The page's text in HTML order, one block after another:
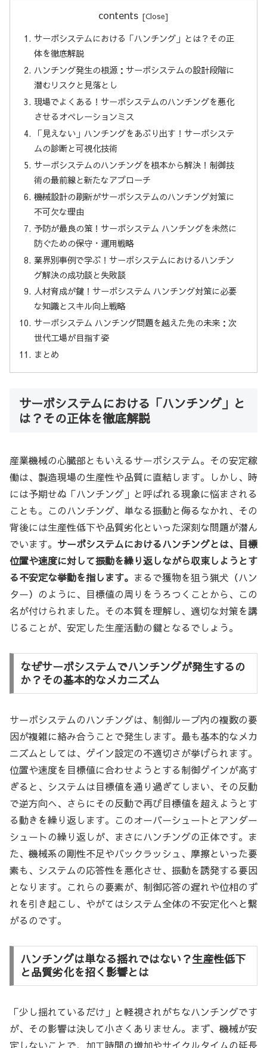
contents
サーボシステムにおける「ハンチング」とは？その正
体を徹底解説
ハンチング発生の根源：サーボシステムの設計段階に
潜むリスクと見落とし
現場でよくある！サーボシステムのハンチングを悪化
させるオペレーションミス
「見えない」ハンチングをあぶり出す！サーボシステ
ムの診断と可視化技術
サーボシステムのハンチングを根本から解決！制御技
術の最前線と新たなアプローチ
機械設計の刷新がサーボシステムのハンチング対策に
不可欠な理由
予防が最良の策！サーボシステム ハンチングを未然に
防ぐための保守・運用戦略
業界別事例で学ぶ！サーボシステムにおけるハンチン
グ解決の成功談と失敗談
人材育成が鍵！サーボシステム ハンチング対策に必要
な知識とスキル向上戦略
サーボシステム ハンチング問題を越えた先の未来：次
世代工場が目指す姿
まとめ
サーボシステムにおける「ハンチング」と
は？その正体を徹底解説
産業機械の心臓部ともいえるサーボシステム。その安定稼
働は、製造現場の生産性や品質に直結します。しかし、時
には予期せぬ「ハンチング」と呼ばれる現象に悩まされる
ことも。このハンチング、単なる振動と侮るなかれ、その
背後には生産性低下や品質劣化といった深刻な問題が潜ん
でいます。 サーボシステムにおけるハンチングとは、目標
位置や速度に対して振動を繰り返しながら収束しようとす
る不安定な挙動を指します。 まるで獲物を狙う猟犬（ハン
ター）のように、目標値の周りをうろつくことから、この
名が付けられました。その本質を理解し、適切な対策を講
じることが、安定した生産活動の鍵となるでしょう。
なぜサーボシステムでハンチングが発生するの
か？その基本的なメカニズム
サーボシステムのハンチングは、制御ループ内の複数の要
因が複雑に絡み合うことで発生します。最も基本的なメカ
ニズムとしては、ゲイン設定の不適切さが挙げられます。
位置や速度を目標値に合わせようとする制御ゲインが高す
ぎると、システムは目標値を通り過ぎてしまい、その反動
で逆方向へ、さらにその反動で再び目標値を超えようとす
る動きを繰り返します。このオーバーシュートとアンダー
シュートの繰り返しが、まさにハンチングの正体です。ま
た、機械系の剛性不足やバックラッシュ、摩擦といった要
素も、システムの応答性を悪化させ、振動を誘発する要因
となります。これらの要素が、制御応答の遅れや位相のず
れを引き起こし、やがてはシステム全体の不安定化へと繋
がるのです。
ハンチングは単なる揺れではない？生産性低下
と品質劣化を招く影響とは
「少し揺れているだけ」と軽視されがちなハンチングです
が、その影響は決して小さくありません。まず、機械が安
定しないことで、加工時間の増加やサイクルタイムの延長